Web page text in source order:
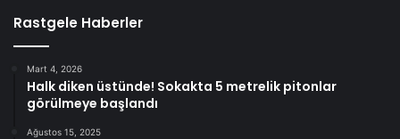
Rastgele Haberler
Mart 4, 2026
Halk diken üstünde! Sokakta 5 metrelik pitonlar
görülmeye başlandı
Ağustos 15, 2025